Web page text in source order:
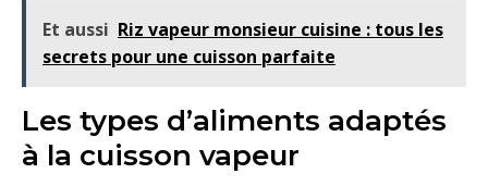
Et aussi Riz vapeur monsieur cuisine : tous les
secrets pour une cuisson parfaite
Les types d’aliments adaptés
à la cuisson vapeur